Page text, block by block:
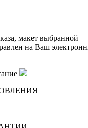
макет выбранной
на Ваш